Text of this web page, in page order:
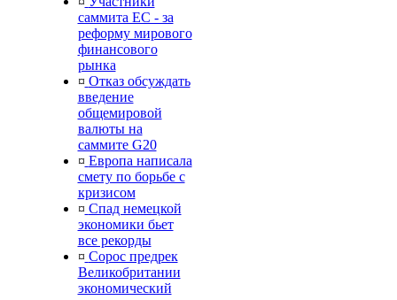
саммита ЕС - за
реформу мирового
финансового
рынка
¤ Отказ обсуждать
введение
общемировой
валюты на
саммите G20
¤ Европа написала
смету по борьбе с
кризисом
¤ Спад немецкой
экономики бьет
все рекорды
¤ Сорос предрек
Великобритании
экономический